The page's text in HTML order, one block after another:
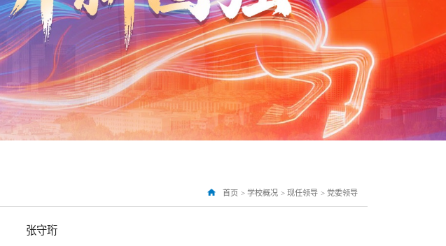
首页 > 学校概况 > 现任领导 > 党委领导
张守珩